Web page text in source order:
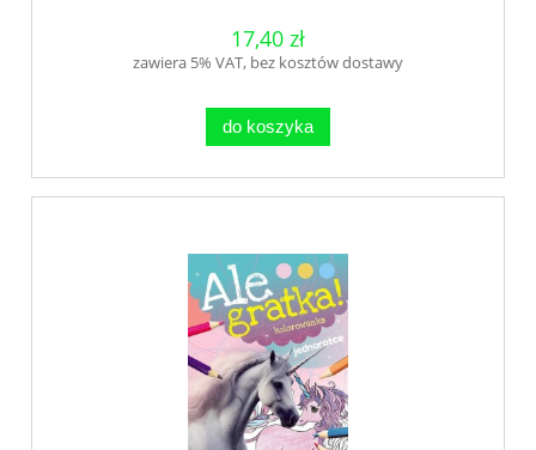
17,40 zł
zawiera 5% VAT, bez kosztów dostawy
do koszyka